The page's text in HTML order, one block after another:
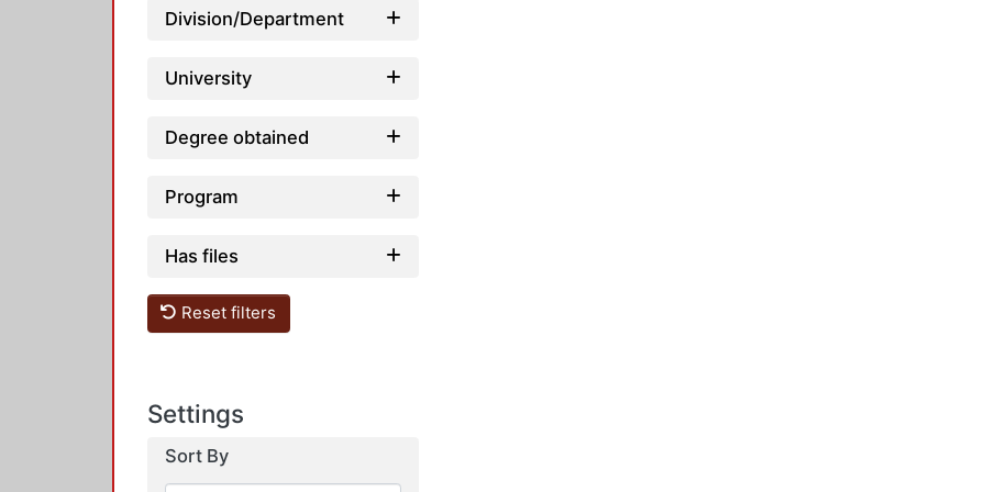
Division/Department
University
Degree obtained
Program
Has files
Reset filters
Settings
Sort By